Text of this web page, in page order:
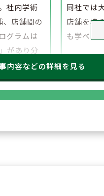
社内学術
店舗間の
グラムは
があり分
組まれて
同社では
店舗を構
も学べる
内容などの詳細を見る